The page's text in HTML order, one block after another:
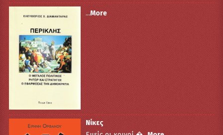
...More
Νίκες